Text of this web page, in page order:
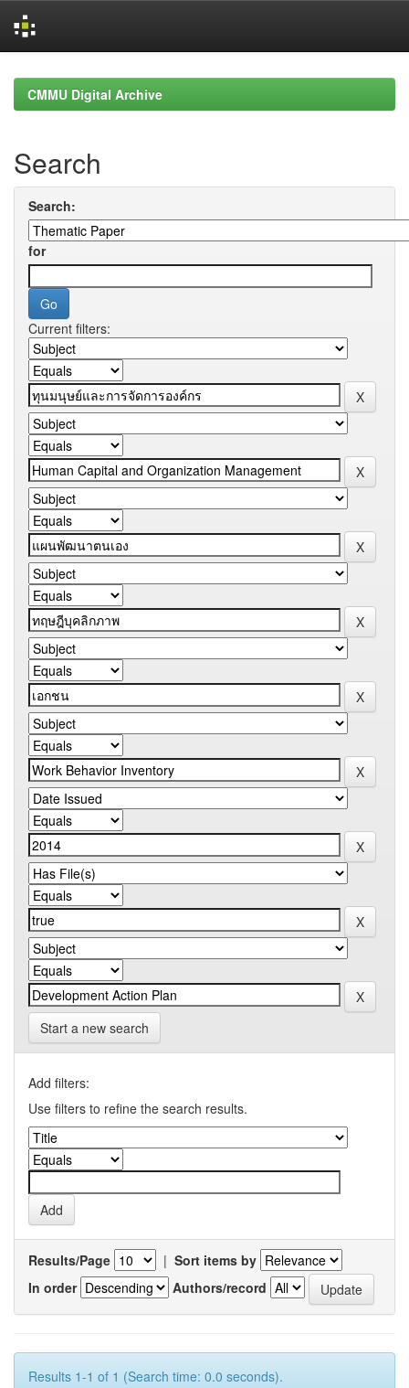
navigationCMMU Digital Archive
Search
Search:
for
Current filters:
Start a new search
Add filters:
Use filters to refine the search results.
Results/Page | Sort items by
In order
Authors/record
Results 1-1 of 1 (Search time: 0.0 seconds).